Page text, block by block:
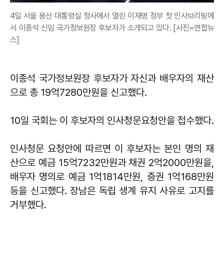
4일 서울 용산 대통령실 청사에서 열린 이재명 정부 첫 인사브리핑에
서 이종석 신임 국가정보원장 후보자가 소개되고 있다. [사진=연합뉴
스]
이종석 국가정보원장 후보자가 자신과 배우자의 재산
으로 총 19억7280만원을 신고했다.
10일 국회는 이 후보자의 인사청문요청안을 접수했다.
인사청문 요청안에 따르면 이 후보자는 본인 명의 재
산으로 예금 15억7232만원과 채권 2억2000만원을,
배우자 명의로 예금 1억1814만원, 증권 1억168만원
등을 신고했다. 장남은 독립 생계 유지 사유로 고지를
거부했다.